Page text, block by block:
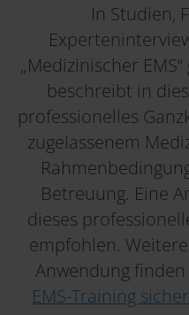
In Studien,
„Medizinischer
beschreibt in
professionelles
zugelassenem
Betreuung. Eine
dieses
empfohlen.
Anwendung
EMS-Training